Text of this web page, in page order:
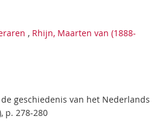
, Rhijn, Maarten van (1888-
geschiedenis van het Nederlands
p. 278-280